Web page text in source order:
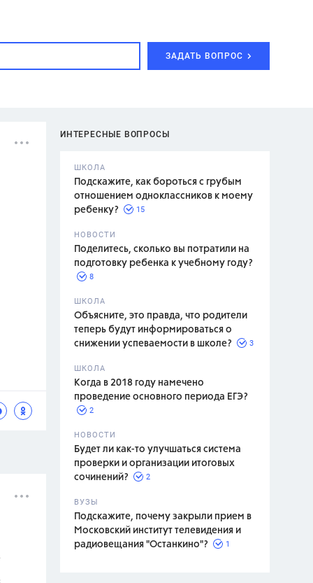
ЗАДАТЬ ВОПРОС
ИНТЕРЕСНЫЕ ВОПРОСЫ
ШКОЛА
Подскажите, как бороться с грубым
отношением одноклассников к моему
ребенку?
15
НОВОСТИ
Поделитесь, сколько вы потратили на
подготовку ребенка к учебному году?
8
ШКОЛА
Объясните, это правда, что родители
теперь будут информироваться о
снижении успеваемости в школе?
3
ШКОЛА
Когда в 2018 году намечено
проведение основного периода ЕГЭ?
2
НОВОСТИ
Будет ли как-то улучшаться система
проверки и организации итоговых
сочинений?
2
ВУЗЫ
Подскажите, почему закрыли прием в
Московский институт телевидения и
радиовещания "Останкино"?
1